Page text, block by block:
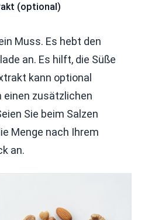
(optional)
Muss. Es hebt den
an. Es hilft, die Süße
kann optional
einen zusätzlichen
Sie beim Salzen
Menge nach Ihrem
an.